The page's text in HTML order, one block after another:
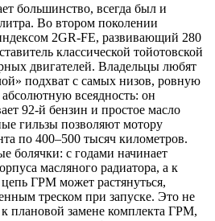
большинство, всегда был и
Во втором поколении
2GR-FE, развивающий 280
классической тойотовской
двигателей. Владельцы любят
подхват с самых низов, ровную
всеядность: он
92-й бензин и простое масло
гильзы позволяют мотору
по 400–500 тысяч километров.
болячки: с годами начинает
масляного радиатора, а к
ГРМ может растянуться,
треском при запуске. Это не
плановой замене комплекта ГРМ,